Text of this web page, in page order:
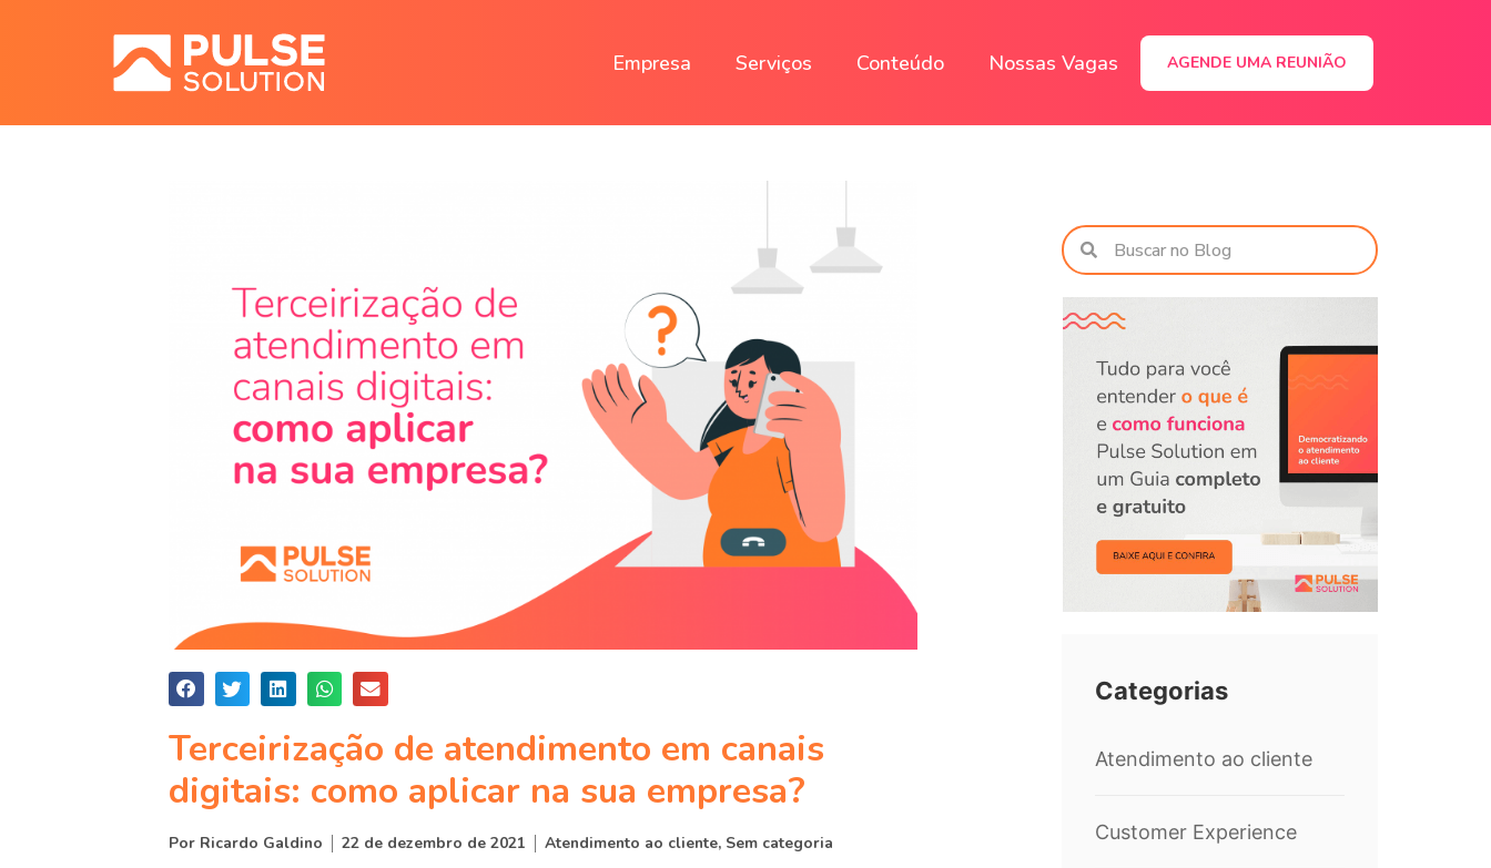
Empresa Serviços Conteúdo Nossas Vagas AGENDE UMA REUNIÃO
Terceirização de atendimento em canais
digitais: como aplicar na sua empresa?
Por Ricardo Galdino 22 de dezembro de 2021 Atendimento ao cliente, Sem categoria
Categorias
Atendimento ao cliente
Customer Experience